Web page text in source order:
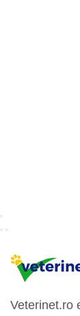
Veterinet.ro